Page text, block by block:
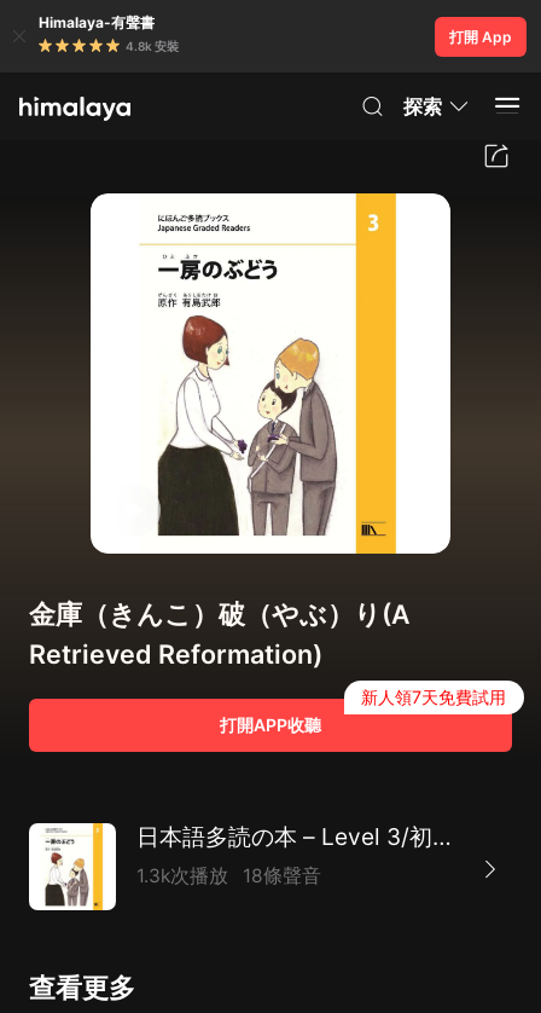
Himalaya-有聲書
4.8k 安裝
打開 App
探索
金庫（きんこ）破（やぶ）り(A
Retrieved Reformation)
打開APP收聽
新人領7天免費試用
日本語多読の本 – Level 3/初中級
1.3k次播放 18條聲音
查看更多